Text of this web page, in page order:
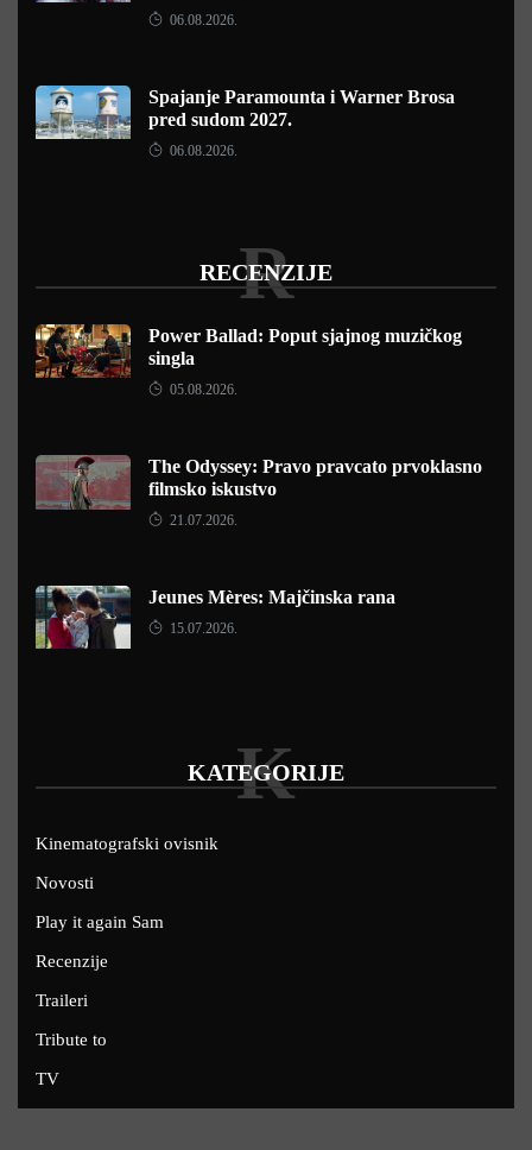
06.08.2026.
Spajanje Paramounta i Warner Brosa
pred sudom 2027.
06.08.2026.
RECENZIJE
R
Power Ballad: Poput sjajnog muzičkog
singla
05.08.2026.
The Odyssey: Pravo pravcato prvoklasno
filmsko iskustvo
21.07.2026.
Jeunes Mères: Majčinska rana
15.07.2026.
KATEGORIJE
K
Kinematografski ovisnik
Novosti
Play it again Sam
Recenzije
Traileri
Tribute to
TV